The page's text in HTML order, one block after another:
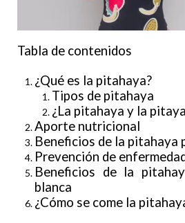
Tabla de contenidos
¿Qué es la pitahaya?
Tipos de pitahaya
¿La pitahaya y la
Aporte nutricional
Beneficios de la pitahaya
Prevención de
Beneficios de la
blanca
¿Cómo se come la